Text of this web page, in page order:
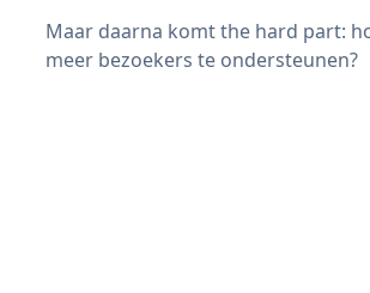
Maar daarna komt the hard part:
meer bezoekers te ondersteunen?